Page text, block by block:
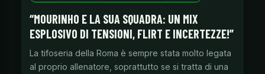
“MOURINHO E LA SUA SQUADRA: UN MIX
ESPLOSIVO DI TENSIONI, FLIRT E INCERTEZZE!”
La tifoseria della Roma è sempre stata molto legata
al proprio allenatore, soprattutto se si tratta di una